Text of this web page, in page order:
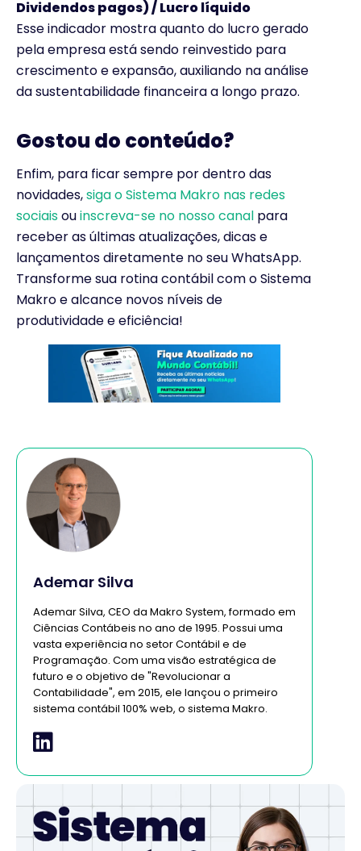
Dividendos pagos) / Lucro líquido
Esse indicador mostra quanto do lucro gerado
pela empresa está sendo reinvestido para
crescimento e expansão, auxiliando na análise
da sustentabilidade financeira a longo prazo.
Gostou do conteúdo?
Enfim, para ficar sempre por dentro das
novidades,siga o Sistema Makro nas redes
sociaisouinscreva-se no nosso canal para
receber as últimas atualizações, dicas e
lançamentos diretamente no seu WhatsApp.
Transforme sua rotina contábil com o Sistema
Makro e alcance novos níveis de
produtividade e eficiência!
Ademar Silva
Ademar Silva, CEO da Makro System, formado em
Ciências Contábeis no ano de 1995. Possui uma
vasta experiência no setor Contábil e de
Programação. Com uma visão estratégica de
futuro e o objetivo de "Revolucionar a
Contabilidade", em 2015, ele lançou o primeiro
sistema contábil 100% web, o sistema Makro.